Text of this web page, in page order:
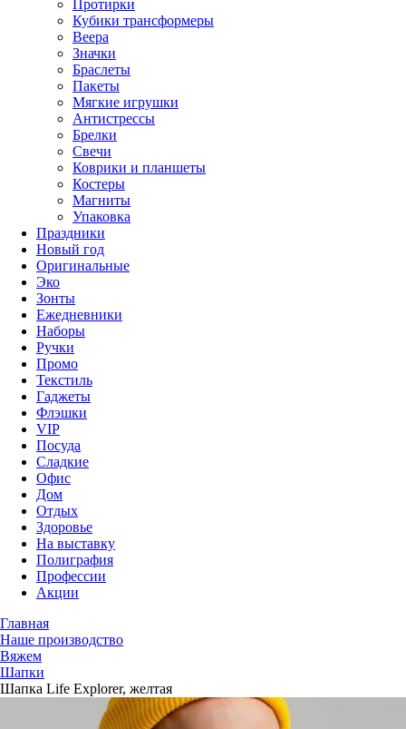
Протирки
Кубики трансформеры
Веера
Значки
Браслеты
Пакеты
Мягкие игрушки
Антистрессы
Брелки
Свечи
Коврики и планшеты
Костеры
Магниты
Упаковка
Праздники
Новый год
Оригинальные
Эко
Зонты
Ежедневники
Наборы
Ручки
Промо
Текстиль
Гаджеты
Флэшки
VIP
Посуда
Сладкие
Офис
Дом
Отдых
Здоровье
На выставку
Полиграфия
Профессии
Акции
Главная
Наше производство
Вяжем
Шапки
Шапка Life Explorer, желтая